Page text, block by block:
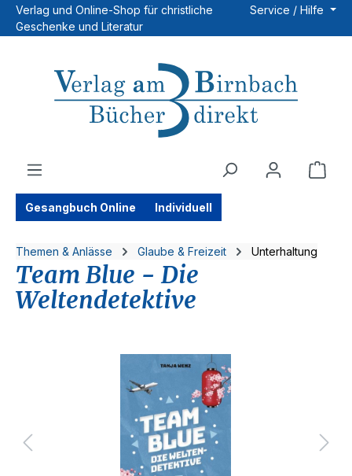
Zum Hauptinhalt springen
Verlag und Online-Shop für christliche
Geschenke und Literatur
Service / Hilfe
Gesangbuch Online Individuell
Themen & Anlässe Glaube & Freizeit Unterhaltung
Team Blue - Die
Weltendetektive